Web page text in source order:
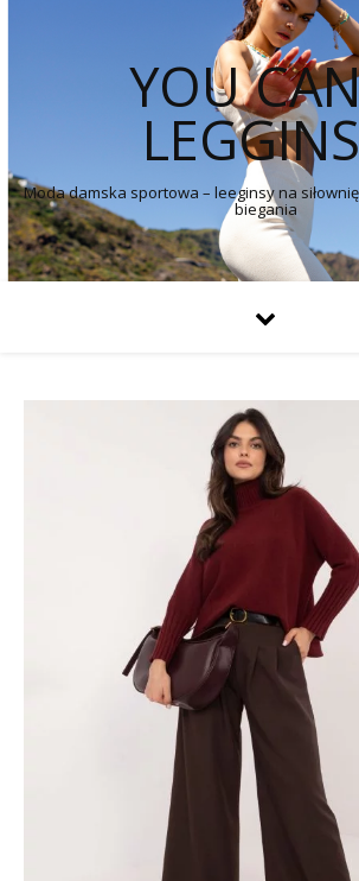
YOU
Moda damska sportowa – leeginsy na
biegania